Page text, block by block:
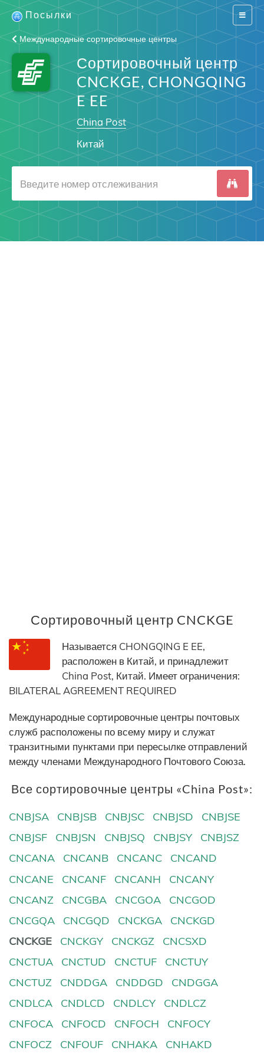
Switch
Посылки
Международные сортировочные центры
Сортировочный центр
CNCKGE, CHONGQING
E EE
China Post
Китай
Сортировочный центр CNCKGE
Называется CHONGQING E EE,
расположен в Китай, и принадлежит
China Post, Китай. Имеет ограничения:
BILATERAL AGREEMENT REQUIRED
Международные сортировочные центры почтовых
служб расположены по всему миру и служат
транзитными пунктами при пересылке отправлений
между членами Международного Почтового Союза.
Все сортировочные центры «China Post»:
CNBJSA CNBJSB CNBJSC CNBJSD
CNBJSE
CNBJSF
CNBJSN CNBJSQ CNBJSY
CNBJSZ
CNCANA
CNCANB CNCANC
CNCAND
CNCANE
CNCANF CNCANH
CNCANY
CNCANZ
CNCGBA CNCGOA
CNCGOD
CNCGQA
CNCGQD CNCKGA
CNCKGD
CNCKGE
CNCKGY CNCKGZ
CNCSXD
CNCTUA
CNCTUD CNCTUF
CNCTUY
CNCTUZ
CNDDGA CNDDGD
CNDGGA
CNDLCA
CNDLCD CNDLCY
CNDLCZ
CNFOCA
CNFOCD CNFOCH
CNFOCY
CNFOCZ
CNFOUF CNHAKA CNHAKD